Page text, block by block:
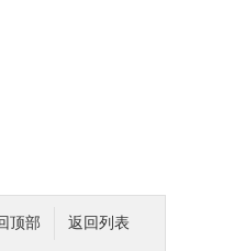
返回列表
顶部